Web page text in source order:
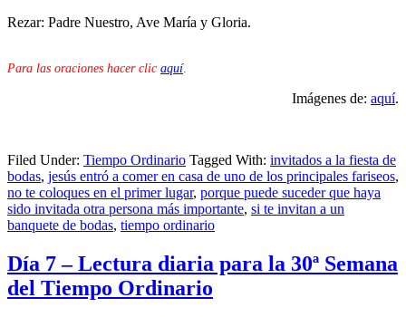
Rezar: Padre Nuestro, Ave María y Gloria.
Para las oraciones hacer clic aquí.
Imágenes de: aquí.
Filed Under: Tiempo Ordinario Tagged With: invitados a la fiesta de
bodas, jesús entró a comer en casa de uno de los principales fariseos,
no te coloques en el primer lugar, porque puede suceder que haya
sido invitada otra persona más importante, si te invitan a un
banquete de bodas, tiempo ordinario
Día 7 – Lectura diaria para la 30ª Semana
del Tiempo Ordinario